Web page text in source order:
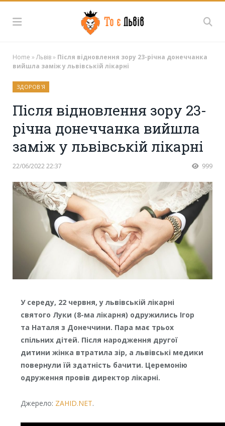
Home »Львів» Після відновлення зору 23-річна донеччанка
вийшла заміж у львівській лікарні
ЗДОРОВ'Я
Після відновлення зору 23-
річна донеччанка вийшла
заміж у львівській лікарні
22/06/2022 22:37 999
У середу, 22 червня, у львівській лікарні
святого Луки (8-ма лікарня) одружились Ігор
та Наталя з Донеччини. Пара має трьох
спільних дітей. Після народження другої
дитини жінка втратила зір, а львівські медики
повернули їй здатність бачити. Церемонію
одруження провів директор лікарні.
Джерело: ZAHID.NET.